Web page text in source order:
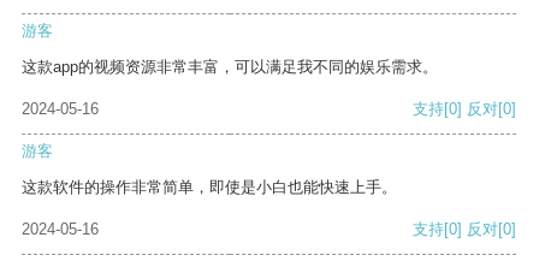
游客
这款app的视频资源非常丰富，可以满足我不同的娱乐需求。
2024-05-16 支持[0] 反对[0]
游客
这款软件的操作非常简单，即使是小白也能快速上手。
2024-05-16 支持[0] 反对[0]